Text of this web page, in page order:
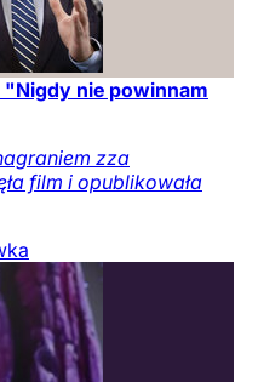
"Nigdy nie powinnam
zza
film i opublikowała